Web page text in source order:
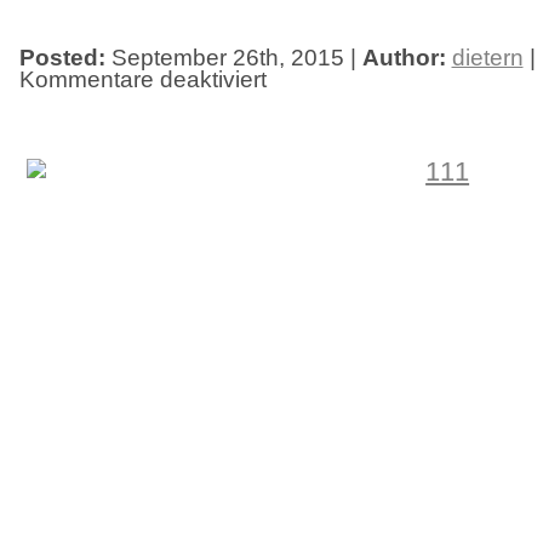
Posted: September 26th, 2015 | Author: dietern |
Kommentare deaktiviertfür
Wasserwege